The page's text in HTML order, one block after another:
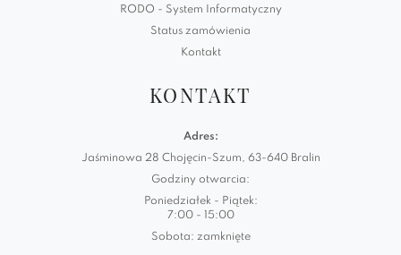
RODO - System Informatyczny
Status zamówienia
Kontakt
KONTAKT
Adres:
Jaśminowa 28 Chojęcin-Szum, 63-640 Bralin
Godziny otwarcia:
Poniedziałek - Piątek:
7:00 - 15:00
Sobota: zamknięte